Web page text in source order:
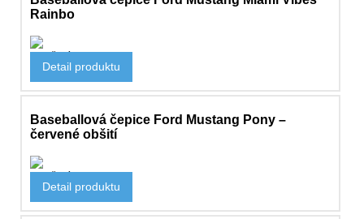
Rainbo
762 Kč
Detail produktu
Baseballová čepice Ford Mustang Pony –
červené obšití
690 Kč
Detail produktu